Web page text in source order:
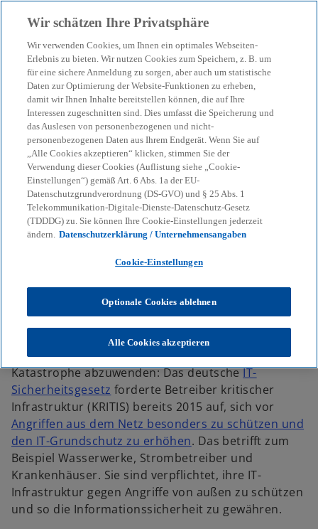
menu search
KRITIS: Gehören Sie zur
kritischen Infrastruktur
und wissen es nicht?
10-05-2022
Share
w
i
r
n
e
u
R
g
i
s
t
e
r
k
a
r
t
e
g
e
ö
f
f
n
e
w
i
r
n
e
n
r
e
u
e
n
R
g
i
s
t
e
r
k
a
t
e
g
e
ö
f
f
n
e
w
i
r
n
e
n
r
e
u
n
R
g
i
s
t
e
r
k
a
r
t
e
g
e
ö
f
f
n
e
KPMG Themen
KI & Digitale Transformation
KRITIS: Gehören Sie zur kritischen Infrastruktur und wissen es
nicht?
Es geht um nichts weniger als darum, eine
Katastrophe abzuwenden: Das deutscheIT-
Sicherheitsgesetz w
i
r
d
i
n
e
i
forderte Betreiber kritischer
Infrastruktur (KRITIS) bereits 2015 auf, sich vor
Angriffen aus dem Netz besonders zu schützen und
den IT-Grundschutz zu erhöhenw
i
r
d
i
. Das betrifft zum
Beispiel Wasserwerke, Strombetreiber und
Krankenhäuser. Sie sind verpflichtet, ihre IT-
Infrastruktur gegen Angriffe von außen zu schützen
und so die Informationssicherheit zu gewähren.
Wir schätzen Ihre Privatsphäre
Wir verwenden Cookies, um Ihnen ein optimales Webseiten-
Erlebnis zu bieten. Wir nutzen Cookies zum Speichern, z. B. um
für eine sichere Anmeldung zu sorgen, aber auch um statistische
Daten zur Optimierung der Website-Funktionen zu erheben,
damit wir Ihnen Inhalte bereitstellen können, die auf Ihre
Interessen zugeschnitten sind. Dies umfasst die Speicherung und
das Auslesen von personenbezogenen und nicht-
personenbezogenen Daten aus Ihrem Endgerät. Wenn Sie auf
„Alle Cookies akzeptieren“ klicken, stimmen Sie der
Verwendung dieser Cookies (Auflistung siehe „Cookie-
Einstellungen“) gemäß Art. 6 Abs. 1a der EU-
Datenschutzgrundverordnung (DS-GVO) und § 25 Abs. 1
Telekommunikation-Digitale-Dienste-Datenschutz-Gesetz
(TDDDG) zu. Sie können Ihre Cookie-Einstellungen jederzeit
ändern. Datenschutzerklärung / Unternehmensangaben
Cookie-Einstellungen
Optionale Cookies ablehnen
Alle Cookies akzeptieren